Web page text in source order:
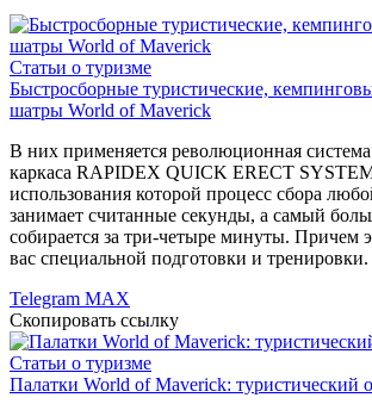
Статьи о туризме
Быстросборные туристические,
шатры World of Maverick
В них применяется революционная
каркаса RAPIDEX QUICK ERECT SYSTEM,
использования которой процесс сбора
занимает считанные секунды, а самый
собирается за три-четыре минуты. Причем
вас специальной подготовки и тренировки.
Telegram MAX
Скопировать ссылку
Статьи о туризме
Палатки World of Maverick: туристический